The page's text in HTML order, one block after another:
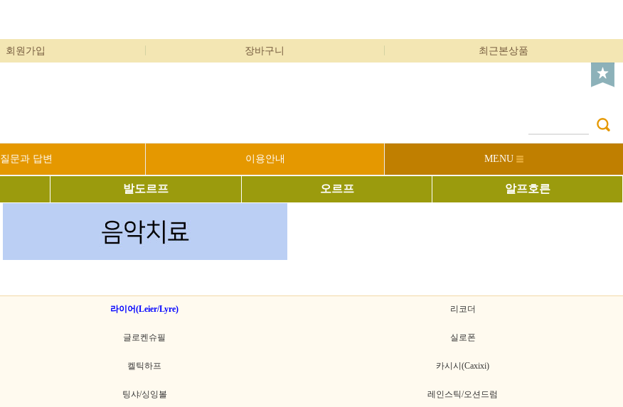
회원가입 장바구니 최근본상품
질문과 답변 이용안내 MENU
발도르프 오르프 알프호른
라이어(Leier/Lyre) 리코더
글로켄슈필 실로폰
켈틱하프 카시시(Caxixi)
팅샤/싱잉볼 레인스틱/오션드럼